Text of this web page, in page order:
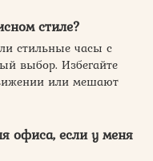
стиле?
стильные часы с
выбор. Избегайте
или мешают
офиса, если у меня